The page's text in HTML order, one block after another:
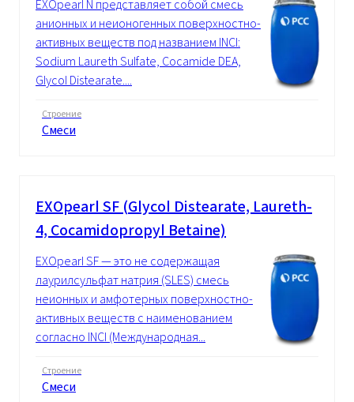
EXOpearl N представляет собой смесь
анионных и неионогенных поверхностно-
активных веществ под названием INCI:
Sodium Laureth Sulfate, Cocamide DEA,
Glycol Distearate....
Строение
Смеси
EXOpearl SF (Glycol Distearate, Laureth-
4, Cocamidopropyl Betaine)
EXOpearl SF — это не содержащая
лаурилсульфат натрия (SLES) смесь
неионных и амфотерных поверхностно-
активных веществ с наименованием
согласно INCI (Международная...
Строение
Смеси